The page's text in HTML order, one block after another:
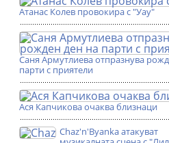
Атанас Колев провокира с "Уау"
Саня Армутлиева отпразнува
парти с приятели
Ася Капчикова очаква близнаци
Chaz'n'Byanka атакуват